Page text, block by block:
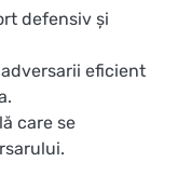
defensiv și
eficient
care se